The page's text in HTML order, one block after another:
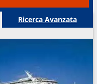
Ricerca Avanzata